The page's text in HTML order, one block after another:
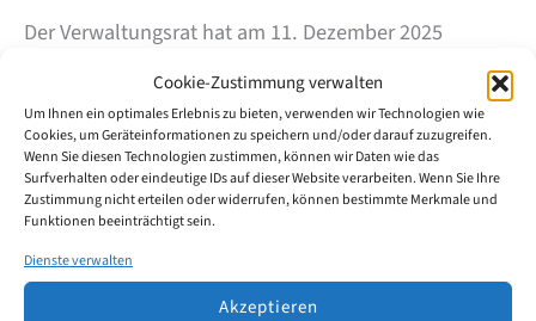
Cookie-Zustimmung verwalten
Um Ihnen ein optimales Erlebnis zu bieten, verwenden wir Technologien wie
Cookies, um Geräteinformationen zu speichern und/oder darauf zuzugreifen.
Wenn Sie diesen Technologien zustimmen, können wir Daten wie das
Surfverhalten oder eindeutige IDs auf dieser Website verarbeiten. Wenn Sie Ihre
Zustimmung nicht erteilen oder widerrufen, können bestimmte Merkmale und
Funktionen beeinträchtigt sein.
Dienste verwalten
Akzeptieren
Der Verwaltungsrat hat am 11. Dezember 2025
beschlossen, die Gebühren beim Europäischen
Patentamt zum 1. April 2026 anzupassen. Betroffen
sind vor allem wichtige Gebühren im Prüfungs- bzw.
Erteilungsverfahren sowie die Jahresgebühren für
anhängige europäische Patentanmeldungen.
EPA-
Weiterlesen